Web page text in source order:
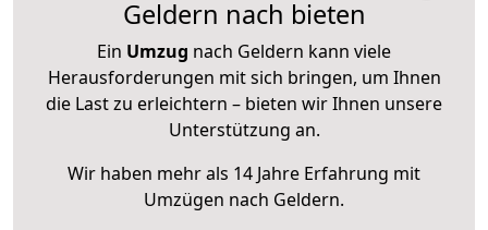
Geldern nach bieten
Ein Umzug nach Geldern kann viele
Herausforderungen mit sich bringen, um Ihnen
die Last zu erleichtern – bieten wir Ihnen unsere
Unterstützung an.
Wir haben mehr als 14 Jahre Erfahrung mit
Umzügen nach Geldern.